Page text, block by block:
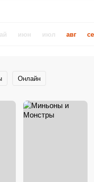
июн июл авг
Онлайн